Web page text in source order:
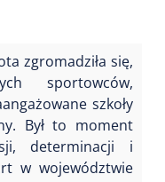
zgromadziła się,
sportowców,
szkoły
Był to moment
determinacji i
w województwie